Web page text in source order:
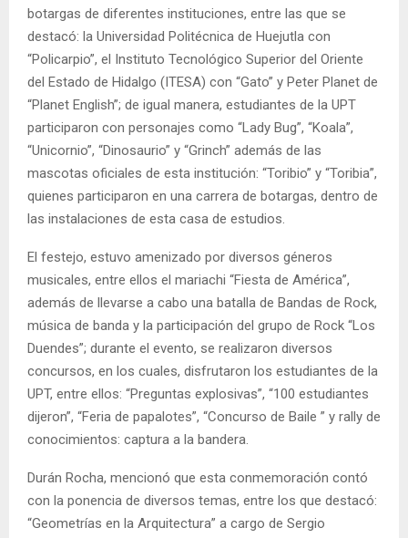
botargas de diferentes instituciones, entre las que se
destacó: la Universidad Politécnica de Huejutla con
“Policarpio”, el Instituto Tecnológico Superior del Oriente
del Estado de Hidalgo (ITESA) con “Gato” y Peter Planet de
“Planet English”; de igual manera, estudiantes de la UPT
participaron con personajes como “Lady Bug”, “Koala”,
“Unicornio”, “Dinosaurio” y “Grinch” además de las
mascotas oficiales de esta institución: “Toribio” y “Toribia”,
quienes participaron en una carrera de botargas, dentro de
las instalaciones de esta casa de estudios.
El festejo, estuvo amenizado por diversos géneros
musicales, entre ellos el mariachi “Fiesta de América”,
además de llevarse a cabo una batalla de Bandas de Rock,
música de banda y la participación del grupo de Rock “Los
Duendes”; durante el evento, se realizaron diversos
concursos, en los cuales, disfrutaron los estudiantes de la
UPT, entre ellos: “Preguntas explosivas”, “100 estudiantes
dijeron”, “Feria de papalotes”, “Concurso de Baile ” y rally de
conocimientos: captura a la bandera.
Durán Rocha, mencionó que esta conmemoración contó
con la ponencia de diversos temas, entre los que destacó:
“Geometrías en la Arquitectura” a cargo de Sergio